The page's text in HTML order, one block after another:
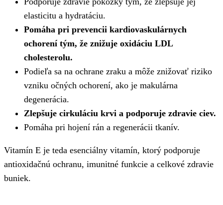
elasticitu a hydratáciu.
Pomáha pri prevencii kardiovaskulárnych
ochorení tým, že znižuje oxidáciu LDL
cholesterolu.
Podieľa sa na ochrane zraku a môže znižovať riziko
vzniku očných ochorení, ako je makulárna
degenerácia.
Zlepšuje cirkuláciu krvi a podporuje zdravie ciev.
Pomáha pri hojení rán a regenerácii tkanív.
Vitamín E je teda esenciálny vitamín, ktorý podporuje
antioxidačnú ochranu, imunitné funkcie a celkové zdravie
buniek.